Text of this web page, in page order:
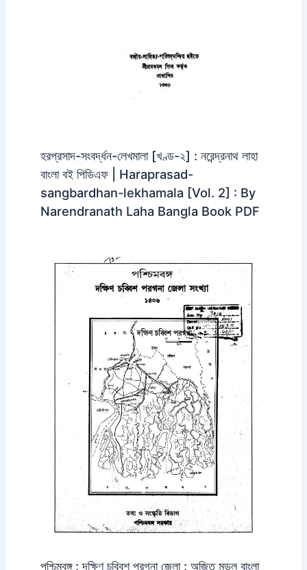
হরপ্রসাদ-সংবর্দ্ধন-লেখমালা [খণ্ড-২] : নরেন্দ্রনাথ লাহা
বাংলা বই পিডিএফ | Haraprasad-
sangbardhan-lekhamala [Vol. 2] : By
Narendranath Laha Bangla Book PDF
পশ্চিমবঙ্গ : দক্ষিণ চব্বিশ পরগনা জেলা : অজিত মন্ডল বাংলা